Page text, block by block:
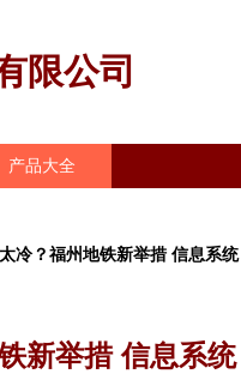
限公司
产品大全
冷？福州地铁新举措 信息系统
新举措 信息系统